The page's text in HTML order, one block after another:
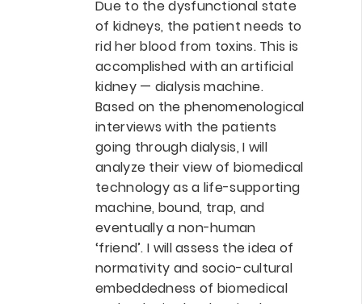
Due to the dysfunctional state
of kidneys, the patient needs to
rid her blood from toxins. This is
accomplished with an artificial
kidney — dialysis machine.
Based on the phenomenological
interviews with the patients
going through dialysis, I will
analyze their view of biomedical
technology as a life-supporting
machine, bound, trap, and
eventually a non-human
‘friend’. I will assess the idea of
normativity and socio-cultural
embeddedness of biomedical